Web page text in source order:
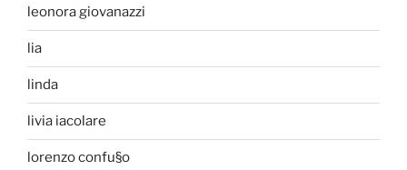
leonora giovanazzi
lia
linda
livia iacolare
lorenzo confu§o